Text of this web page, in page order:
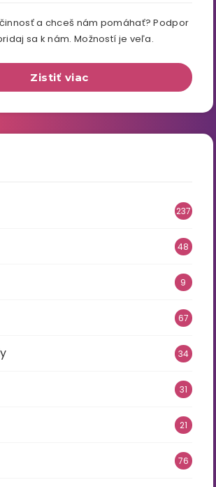
a chceš nám pomáhať? Podpor
sa k nám. Možností je veľa.
Zistiť viac
237
48
9
67
34
31
21
76